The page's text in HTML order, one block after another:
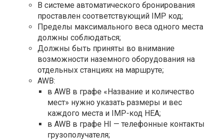
В системе автоматического бронирования
проставлен соответствующий IMP код;
Пределы максимального веса одного места
должны соблюдаться;
Должны быть приняты во внимание
возможности наземного оборудования на
отдельных станциях на маршруте;
AWB:
в AWB в графе «Название и количество
мест» нужно указать размеры и вес
каждого места и IMP-код HEA;
в AWB в графе HI — телефонные контакты
грузополучателя;